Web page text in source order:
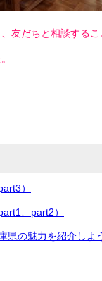
友だちと相談する
）
、part2）
の魅力を紹介しよ